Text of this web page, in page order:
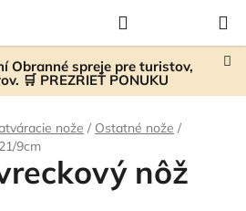
Obranné spreje pre turistov,
🛒 PREZRIEŤ PONUKU
KOŠÍK
nože / Ostatné nože /
9cm
nôž